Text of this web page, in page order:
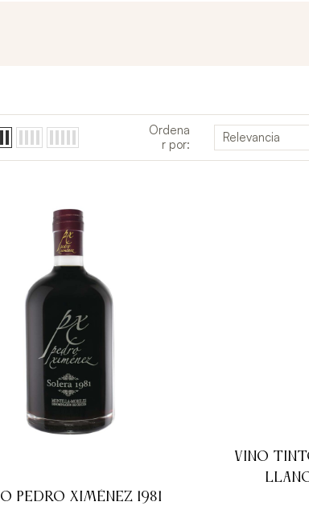
Ordena
r por:
Relevancia
PEDRO XIMÉNEZ 1981
VINO